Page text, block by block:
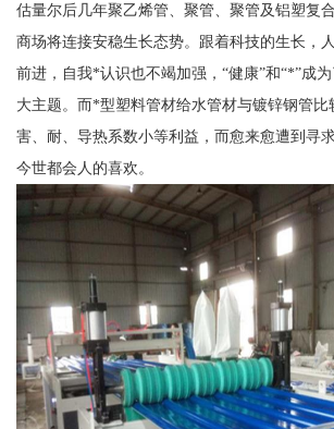
估量尔后几年聚乙烯管、聚管、聚管及铝塑复
商场将连接安稳生长态势。跟着科技的生长，
前进，自我*认识也不竭加强，“健康”和“*”成
大主题。而*型塑料管材给水管材与镀锌钢管
害、耐、导热系数小等利益，而愈来愈遭到寻
今世都会人的喜欢。